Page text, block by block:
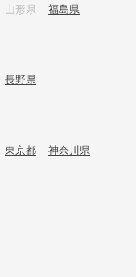
山形県 福島県
長野県
東京都 神奈川県